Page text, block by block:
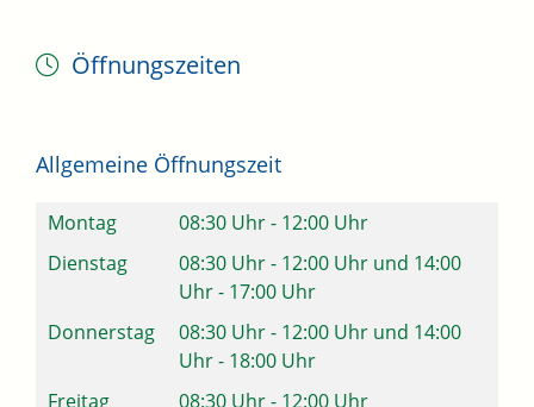
Öffnungszeiten
Allgemeine Öffnungszeit
Montag 08:30 Uhr- 12:00 Uhr
Dienstag
08:30 Uhr- 12:00 Uhr und 14:00
Uhr- 17:00 Uhr
Donnerstag
08:30 Uhr- 12:00 Uhr und 14:00
Uhr- 18:00 Uhr
Freitag
08:30 Uhr- 12:00 Uhr